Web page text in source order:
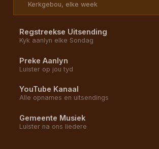
Kerkgebou, elke week
Regstreekse Uitsending
Kyk aanlyn elke Sondag
Preke Aanlyn
Luister op jou tyd
YouTube Kanaal
Alle opnames en uitsendings
Gemeente Musiek
Luister na ons liedere